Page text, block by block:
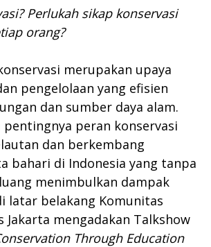
Perlukah sikap konservasi
orang?
merupakan upaya
pengelolaan yang efisien
dan sumber daya alam.
peran konservasi
dan berkembang
bahari di Indonesia yang tanpa
menimbulkan dampak
latar belakang Komunitas
Jakarta mengadakan Talkshow
Through Education